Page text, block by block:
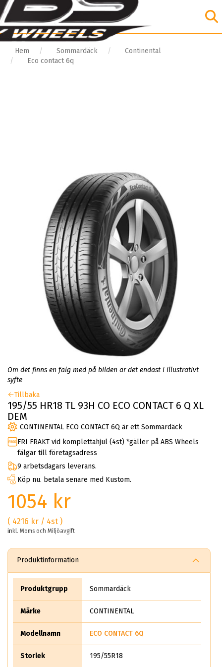
Hem Sommardäck
Continental
Eco contact 6q
Om det finns en fälg med på bilden är det endast i illustrativt
syfte
Tillbaka
195/55 HR18 TL 93H CO ECO CONTACT 6 Q XL
DEM
CONTINENTAL ECO CONTACT 6Q är ett Sommardäck
FRI FRAKT vid komplettahjul (4st) *gäller på ABS Wheels
fälgar till företagsadress
9 arbetsdagars leverans.
Köp nu. betala senare med Kustom.
1054 kr
( 4216 kr / 4st )
inkl. Moms och Miljöavgift
Produktinformation
Produktgrupp Sommardäck
Märke CONTINENTAL
Modellnamn ECO CONTACT 6Q
Storlek 195/55R18